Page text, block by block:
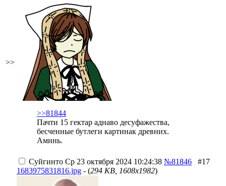
>>
>>81844
Пачти 15 гектар аднаво десуфажества,
бесченные бутлеги картинак древних.
Аминь.
Суйгинто Ср 23 октября 2024 10:24:38 №81846
#17
1683975831816.jpg - (294 KB, 1608x1982)